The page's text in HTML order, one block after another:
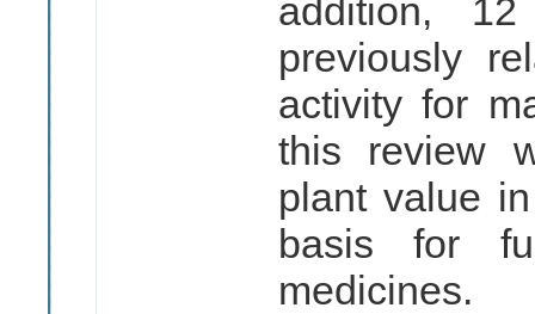
addition,
previously
activity for
this review
plant value
basis for
medicines.